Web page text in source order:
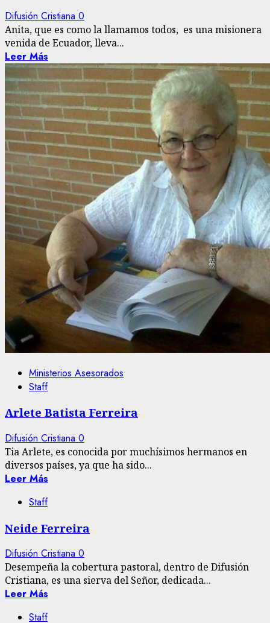
Difusión Cristiana 0
Anita, que es como la llamamos todos, es una misionera
venida de Ecuador, lleva...
Leer Más
Ministerios Asesorados
Staff
Arlete Batista Ferreira
Difusión Cristiana 0
Tia Arlete, es conocida por muchísimos hermanos en
diversos países, ya que ha sido...
Leer Más
Staff
Neide Ferreira
Difusión Cristiana 0
Desempeña la cobertura pastoral, dentro de Difusión
Cristiana, es una sierva del Señor, dedicada...
Leer Más
Staff